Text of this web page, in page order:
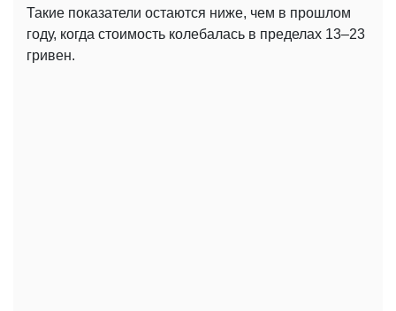
Такие показатели остаются ниже, чем в прошлом
году, когда стоимость колебалась в пределах 13–23
гривен.